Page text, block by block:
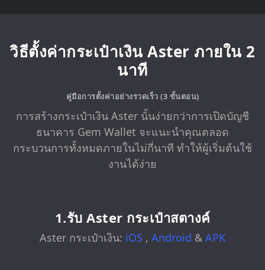
วิธีตั้งค่ากระเป๋าเงิน Aster ภายใน 2
นาที
คู่มือการตั้งค่าอย่างรวดเร็ว (3 ขั้นตอน)
การสร้างกระเป๋าเงิน Aster นั้นง่ายกว่าการเปิดบัญชี
ธนาคาร Gem Wallet จะแนะนำคุณตลอด
กระบวนการทั้งหมดภายในไม่กี่นาที ทำให้ผู้เริ่มต้นใช้
งานได้ง่าย
1.รับ Aster กระเป๋าสตางค์
Aster กระเป๋าเงิน: iOS , Android & APK